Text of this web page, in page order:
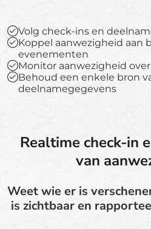
Volg check-ins en
Koppel aanwezigheid aan
evenementen
Monitor aanwezigheid
Behoud een enkele bron
deelnamegegevens
Realtime check-in
van
Weet wie er is
is zichtbaar en